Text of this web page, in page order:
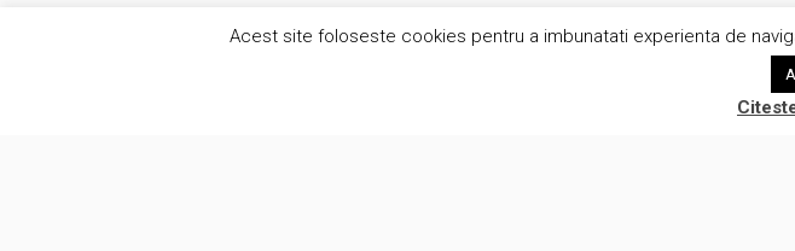
Acest site foloseste cookies pentru a imbunatati experienta de